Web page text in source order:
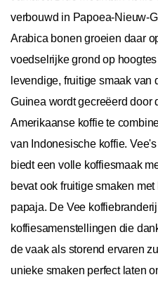
verbouwd in Papoea-Nieuw-
Arabica bonen groeien daar
voedselrijke grond op
levendige, fruitige smaak
Guinea wordt gecreëerd door
Amerikaanse koffie te
van Indonesische koffie.
biedt een volle koffiesmaak
bevat ook fruitige smaken
papaja. De Vee
koffiesamenstellingen die
de vaak als storend ervaren
unieke smaken perfect laten